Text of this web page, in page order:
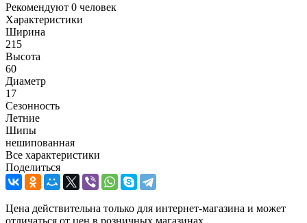
Рекомендуют 0 человек
Характеристики
Ширина
215
Высота
60
Диаметр
17
Сезонность
Летние
Шипы
нешипованная
Все характеристики
Поделиться
Цена действительна только для интернет-магазина и может
отличаться от цен в розничных магазинах